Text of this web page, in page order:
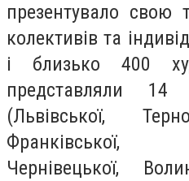
презентувало свою
колективів та
і близько 400
представляли 14
(Львівської,
Франківської,
Чернівецької,